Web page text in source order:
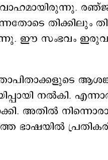
തിക്കിലും
ഈ സംഭവം
നൽകി.
അതിൽ
ഭാഷയിൽ